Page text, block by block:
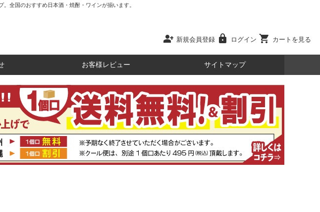
全国のおすすめ日本酒・焼酎・ワインが揃います。
person_add 新規会員登録 lock ログイン shopping_cart カートを見る
お客様レビュー サイトマップ